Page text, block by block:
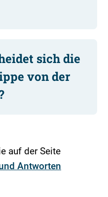
sich die
von der
auf der Seite
Antworten